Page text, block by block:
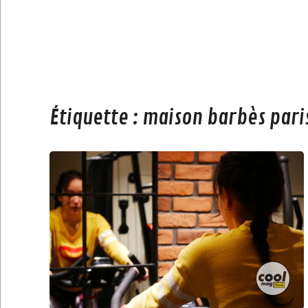
Étiquette : maison barbès